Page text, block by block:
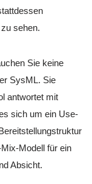
sehen.
Sie keine
SysML. Sie
antwortet mit
sich um ein Use-
Modell für ein
Absicht.